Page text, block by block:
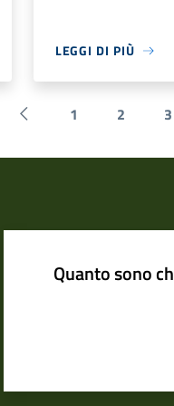
LEGGI DI PIÙ
Pagina precedente
1 2 3
Quanto sono